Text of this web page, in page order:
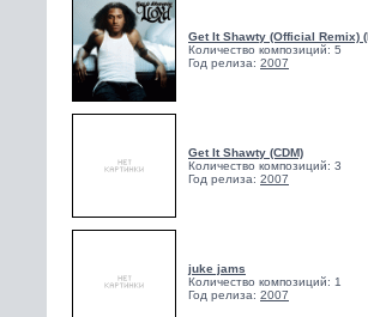
Get It Shawty (Official Remix)
Количество композиций: 5
Год релиза: 2007
Get It Shawty (CDM)
Количество композиций: 3
Год релиза: 2007
juke jams
Количество композиций: 1
Год релиза: 2007